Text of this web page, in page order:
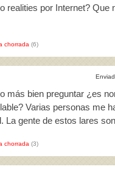
realities por Internet? Que
chorrada (6)
más bien preguntar ¿es
Varias personas me
La gente de estos lares
chorrada (3)